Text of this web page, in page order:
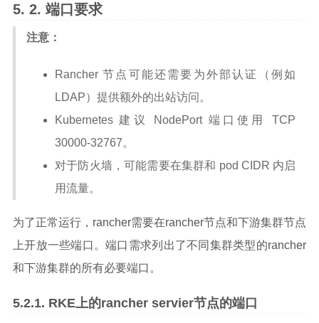
端口要求
注意：
Rancher 节点可能还需要为外部认证（例如
LDAP）提供额外的出站访问。
Kubernetes 建议 NodePort 端口使用 TCP
30000-32767。
对于防火墙，可能需要在集群和 pod CIDR 内启
用流量。
为了正常运行，rancher需要在rancher节点和下游集群节点
上开放一些端口。端口需求列出了不同集群类型的rancher
和下游集群的所有必要端口。
RKE上的rancher servier节点的端口